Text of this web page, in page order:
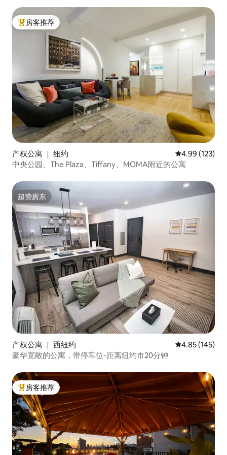
热门「房客推荐」
房客推荐
产权公寓 ｜ 纽约 平均评分 4.99
4.99 (123)
中央公园、The Plaza、Tiffany、MOMA附近的公寓
超赞房东
超赞房东
产权公寓 ｜ 西纽约 平均评分 4.85
4.85 (145)
豪华宽敞的公寓，带停车位-距离纽约市20分钟
热门「房客推荐」
房客推荐